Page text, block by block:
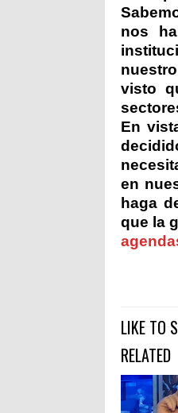
nos
visto
En
en
haga
que la
LIKE TO
RELATED